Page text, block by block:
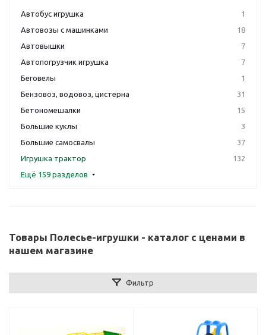
Автобус игрушка
1
Автовозы с машинками
18
Автовышки
7
Автопогрузчик игрушка
7
Беговелы
1
Бензовоз, водовоз, цистерна
31
Бетономешалки
15
Большие куклы
3
Большие самосвалы
37
Игрушка трактор
132
Ещё 159 разделов
Товары Полесье-игрушки - каталог с ценами в
нашем магазине
Фильтр